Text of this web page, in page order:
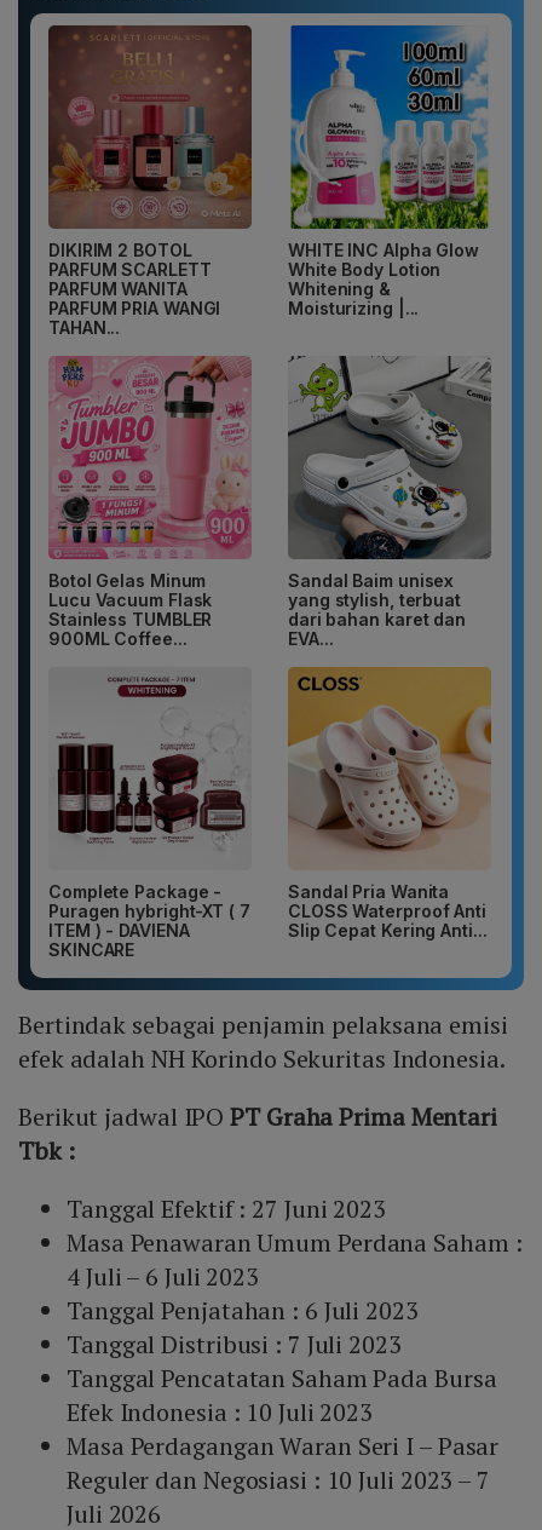
DIKIRIM 2 BOTOL
PARFUM SCARLETT
PARFUM WANITA
PARFUM PRIA WANGI
TAHAN...
WHITE INC Alpha Glow
White Body Lotion
Whitening &
Moisturizing |...
Botol Gelas Minum
Lucu Vacuum Flask
Stainless TUMBLER
900ML Coffee...
Sandal Baim unisex
yang stylish, terbuat
dari bahan karet dan
EVA...
Complete Package -
Puragen hybright-XT ( 7
ITEM ) - DAVIENA
SKINCARE
Sandal Pria Wanita
CLOSS Waterproof Anti
Slip Cepat Kering Anti...
Bertindak sebagai penjamin pelaksana emisi
efek adalah NH Korindo Sekuritas Indonesia.
Berikut jadwal IPOPT Graha Prima Mentari
Tbk :
Tanggal Efektif : 27 Juni 2023
Masa Penawaran Umum Perdana Saham :
4 Juli – 6 Juli 2023
Tanggal Penjatahan : 6 Juli 2023
Tanggal Distribusi : 7 Juli 2023
Tanggal Pencatatan Saham Pada Bursa
Efek Indonesia : 10 Juli 2023
Masa Perdagangan Waran Seri I – Pasar
Reguler dan Negosiasi : 10 Juli 2023 – 7
Juli 2026